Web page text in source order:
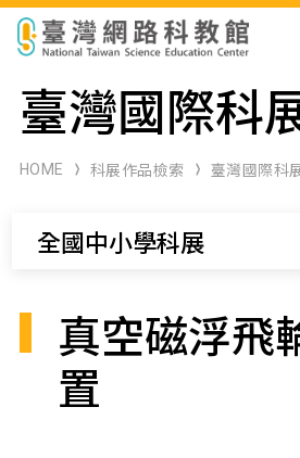
科展作品檢索
科學研習月刊
臺灣國際科
HOME 科展作品檢索 臺灣國際科
全國中小學科展
真空磁浮飛
置